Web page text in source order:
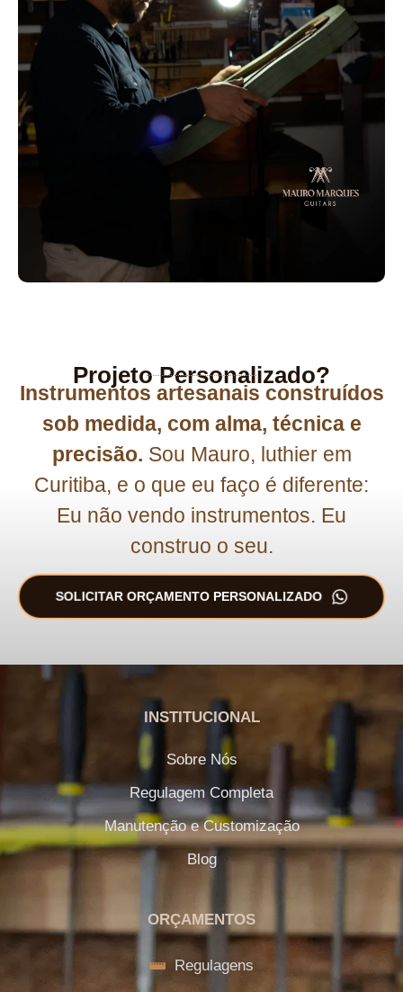
Projeto Personalizado?
Instrumentos artesanais construídos
sob medida, com alma, técnica e
precisão. Sou Mauro, luthier em
Curitiba, e o que eu faço é diferente:
Eu não vendo instrumentos. Eu
construo o seu.
SOLICITAR ORÇAMENTO PERSONALIZADO
INSTITUCIONAL
Sobre Nós
Regulagem Completa
Manutenção e Customização
Blog
ORÇAMENTOS
Regulagens